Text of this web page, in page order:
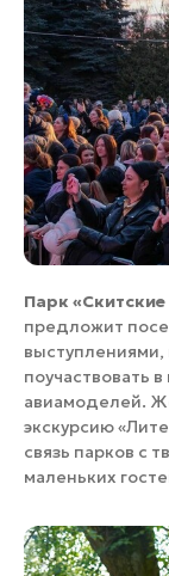
Парк
предложит
поучаствовать
авиамоделей.
экскурсию
связь парков с
маленьких